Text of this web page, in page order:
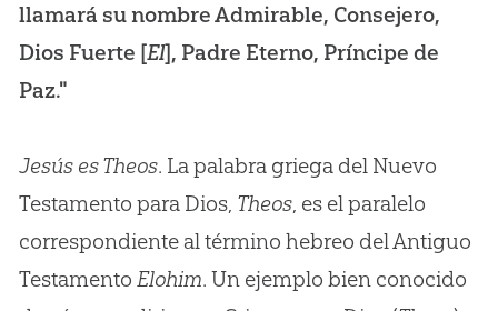
llamará su nombre Admirable, Consejero,
Dios Fuerte [El], Padre Eterno, Príncipe de
Paz."
Jesús es Theos. La palabra griega del Nuevo
Testamento para Dios, Theos, es el paralelo
correspondiente al término hebreo del Antiguo
Testamento Elohim. Un ejemplo bien conocido